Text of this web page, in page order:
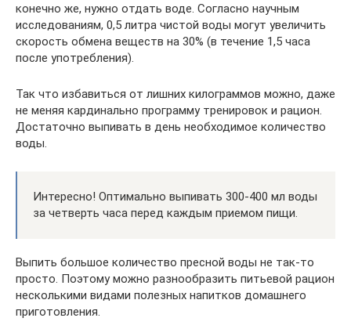
конечно же, нужно отдать воде. Согласно научным
исследованиям, 0,5 литра чистой воды могут увеличить
скорость обмена веществ на 30% (в течение 1,5 часа
после употребления).
Так что избавиться от лишних килограммов можно, даже
не меняя кардинально программу тренировок и рацион.
Достаточно выпивать в день необходимое количество
воды.
Интересно! Оптимально выпивать 300-400 мл воды
за четверть часа перед каждым приемом пищи.
Выпить большое количество пресной воды не так-то
просто. Поэтому можно разнообразить питьевой рацион
несколькими видами полезных напитков домашнего
приготовления.